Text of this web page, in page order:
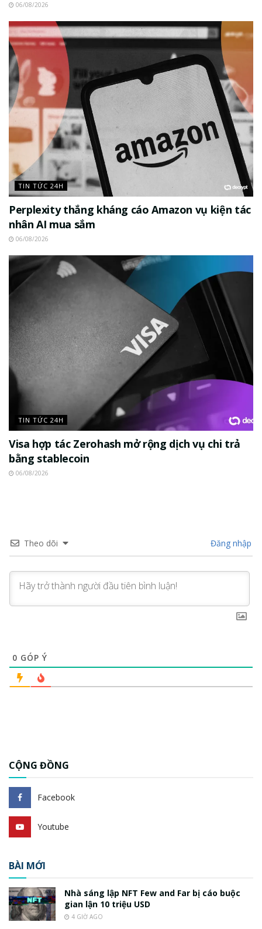
06/08/2026
TIN TỨC 24H
Perplexity thắng kháng cáo Amazon vụ kiện tác
nhân AI mua sắm
06/08/2026
TIN TỨC 24H
Visa hợp tác Zerohash mở rộng dịch vụ chi trả
bằng stablecoin
06/08/2026
Theo dõi Đăng nhập
0 GÓP Ý
CỘNG ĐỒNG
Facebook
Youtube
BÀI MỚI
Nhà sáng lập NFT Few and Far bị cáo buộc
gian lận 10 triệu USD
4 GIỜ AGO